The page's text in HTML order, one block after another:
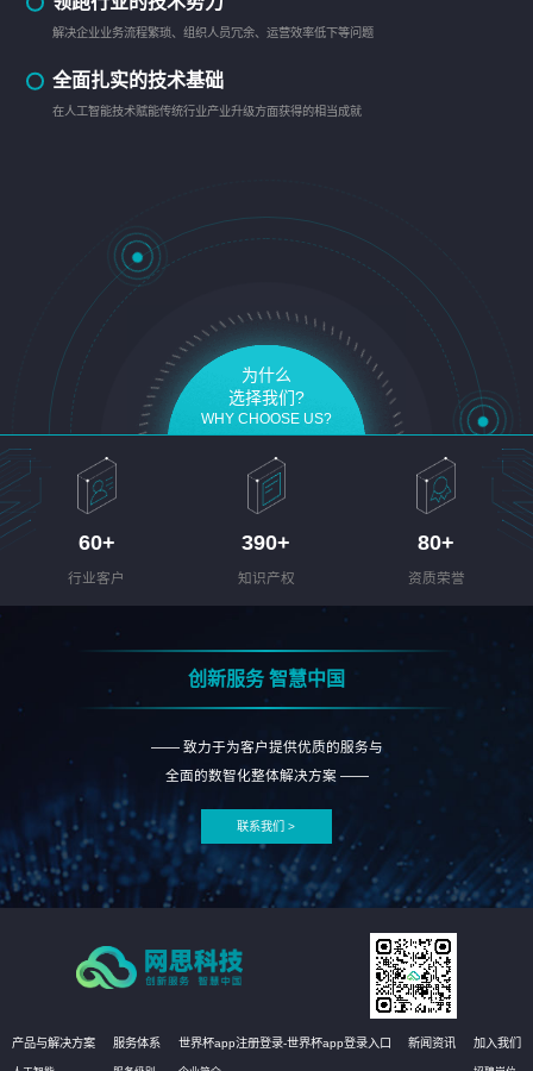
解决企业业务流程繁琐、组织人员冗余、运营效率低下等问题
全面扎实的技术基础
在人工智能技术赋能传统行业产业升级方面获得的相当成就
为什么
选择我们?
WHY CHOOSE US?
60+
行业客户
390+
知识产权
80+
资质荣誉
创新服务 智慧中国
—— 致力于为客户提供优质的服务与
全面的数智化整体解决方案 ——
联系我们 >
产品与解决方案 服务体系 世界杯app注册登录-世界杯app登录入口 新闻资讯 加入我们